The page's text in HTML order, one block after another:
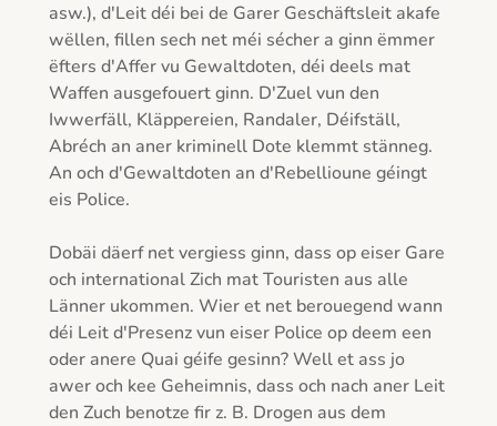
asw.), d'Leit déi bei de Garer Geschäftsleit akafe
wëllen, fillen sech net méi sécher a ginn ëmmer
ëfters d'Affer vu Gewaltdoten, déi deels mat
Waffen ausgefouert ginn. D'Zuel vun den
Iwwerfäll, Kläppereien, Randaler, Déifställ,
Abréch an aner kriminell Dote klemmt stänneg.
An och d'Gewaltdoten an d'Rebellioune géingt
eis Police.
Dobäi däerf net vergiess ginn, dass op eiser Gare
och international Zich mat Touristen aus alle
Länner ukommen. Wier et net berouegend wann
déi Leit d'Presenz vun eiser Police op deem een
oder anere Quai géife gesinn? Well et ass jo
awer och kee Geheimnis, dass och nach aner Leit
den Zuch benotze fir z. B. Drogen aus dem